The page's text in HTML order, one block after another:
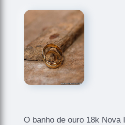
O banho de ouro 18k Nova